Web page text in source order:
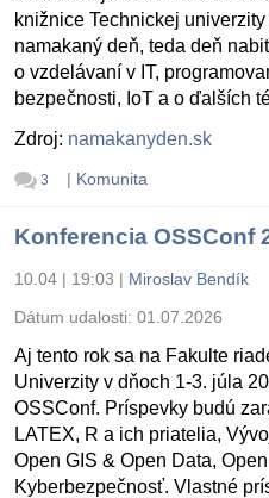
knižnice Technickej
namakaný deň, teda deň
o vzdelávaní v IT,
bezpečnosti, IoT a o ďalších
Zdroj: namakanyden.sk
3 | Komunita
Konferencia OSSConf
10.04 | 19:03 | Miroslav Bendík
Dátum udalosti: 01.07.2026
Aj tento rok sa na Fakulte
Univerzity v dňoch 1-3. júla
OSSConf. Príspevky budú
LATEX, R a ich priatelia,
Open GIS & Open Data,
Kyberbezpečnosť. Vlastné